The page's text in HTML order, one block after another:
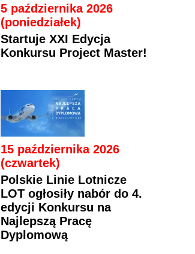
5 października 2026
(poniedziałek)
Startuje XXI Edycja
Konkursu Project Master!
15 października 2026
(czwartek)
Polskie Linie Lotnicze
LOT ogłosiły nabór do 4.
edycji Konkursu na
Najlepszą Pracę
Dyplomową